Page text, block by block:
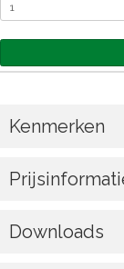
Kenmerken
Downloads